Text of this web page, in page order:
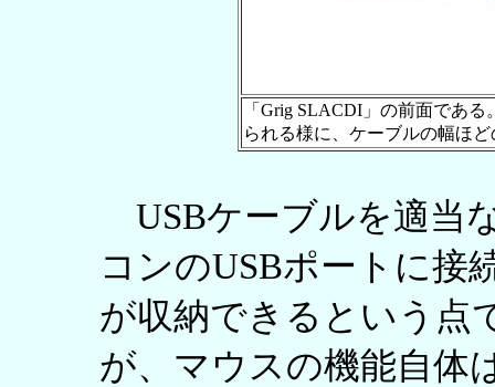
「Grig SLACDI」の前面であ
られる様に、ケーブルの幅ほ
USBケーブルを適当
コンのUSBポートに接
が収納できるという点
が、マウスの機能自体